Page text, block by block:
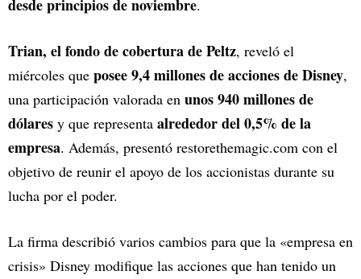
desde principios de noviembre.
Trian, el fondo de cobertura de Peltz, reveló el
miércoles que posee 9,4 millones de acciones de Disney,
una participación valorada en unos 940 millones de
dólares y que representa alrededor del 0,5% de la
empresa. Además, presentó restorethemagic.com con el
objetivo de reunir el apoyo de los accionistas durante su
lucha por el poder.
La firma describió varios cambios para que la «empresa en
crisis» Disney modifique las acciones que han tenido un